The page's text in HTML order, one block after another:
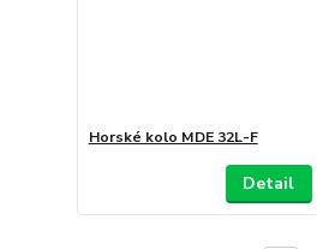
Horské kolo MDE 32L-F
Detail